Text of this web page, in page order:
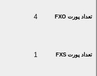
تعداد پورت FXO 4
تعداد پورت FXS 1